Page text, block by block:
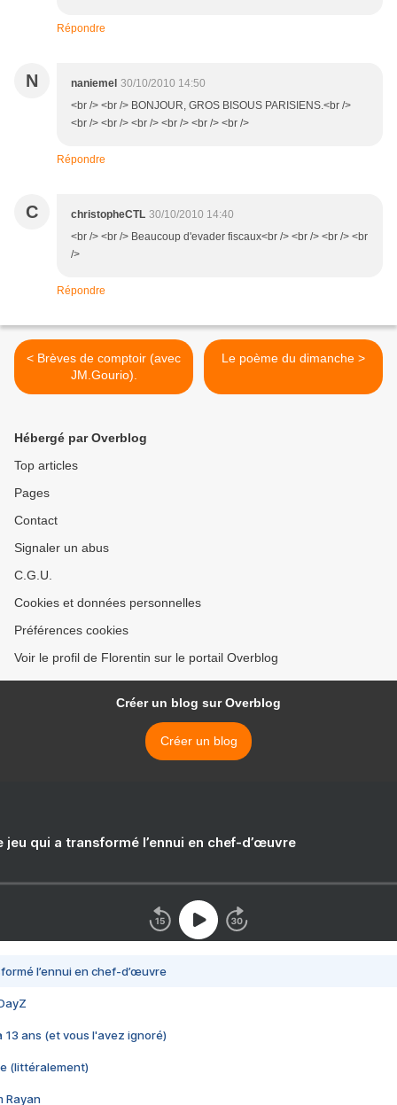
Répondre
N naniemel 30/10/2010 14:50
<br /> <br /> BONJOUR, GROS BISOUS PARISIENS.<br />
<br /> <br /> <br /> <br /> <br /> <br />
Répondre
C christopheCTL 30/10/2010 14:40
<br /> <br /> Beaucoup d'evader fiscaux<br /> <br /> <br /> <br
/>
Répondre
< Brèves de comptoir (avec
JM.Gourio).
Le poème du dimanche >
Hébergé par Overblog
Top articles
Pages
Contact
Signaler un abus
C.G.U.
Cookies et données personnelles
Préférences cookies
Voir le profil de Florentin sur le portail Overblog
Créer un blog sur Overblog
Créer un blog
jeu qui a transformé l’ennui en chef-d’œuvre
l’ennui en chef-d’œuvre
13 ans (et vous l'avez ignoré)
(littéralement)
Rayan